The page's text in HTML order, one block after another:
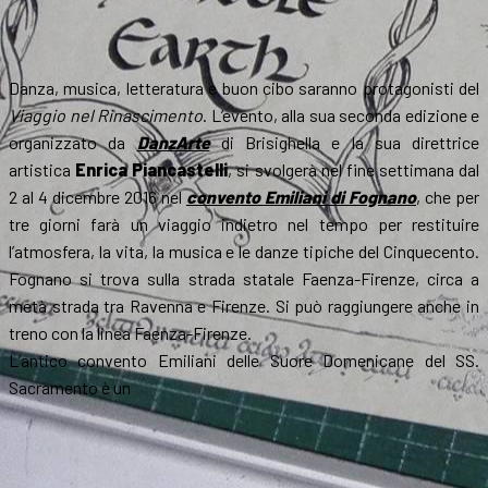
Danza, musica, letteratura e buon cibo saranno protagonisti del
Viaggio nel Rinascimento. L’evento, alla sua seconda edizione e
organizzato daDanzArtedi Brisighella e la sua direttrice
artistica Enrica Piancastelli, si svolgerà nel fine settimana dal
2 al 4 dicembre 2016 nelconvento Emiliani di Fognano, che per
tre giorni farà un viaggio indietro nel tempo per restituire
l’atmosfera, la vita, la musica e le danze tipiche del Cinquecento.
Fognano si trova sulla strada statale Faenza-Firenze, circa a
metà strada tra Ravenna e Firenze. Si può raggiungere anche in
treno con la linea Faenza-Firenze.
L’antico convento Emiliani delle Suore Domenicane del SS.
Sacramento è un